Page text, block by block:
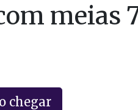
meias
chegar